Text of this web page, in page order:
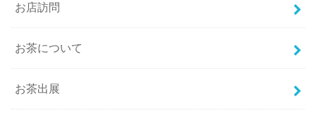
お店訪問
お茶について
お茶出展